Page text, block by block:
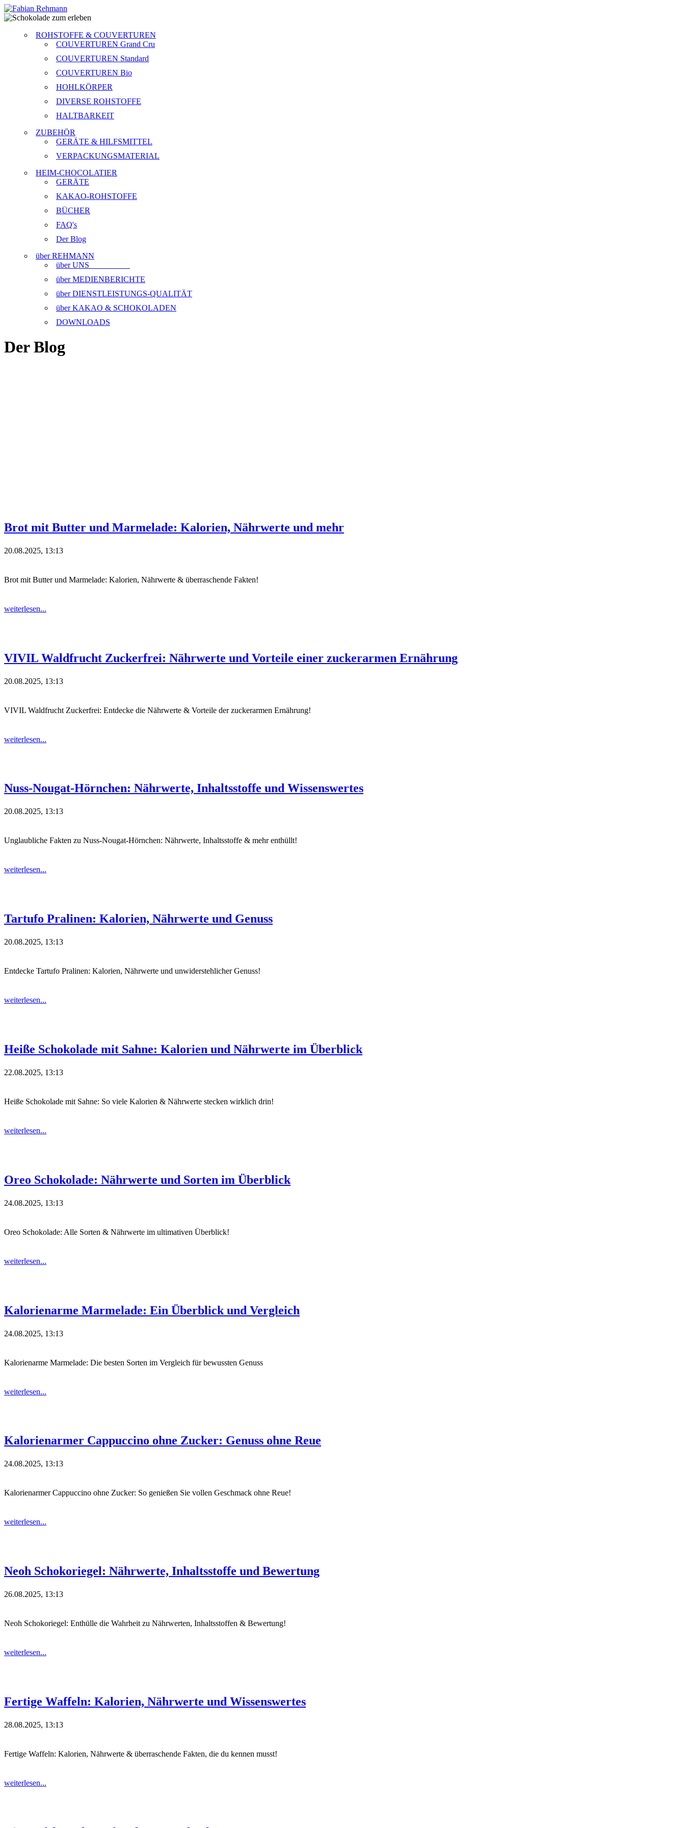
ROHSTOFFE & COUVERTUREN
COUVERTUREN Grand Cru
COUVERTUREN Standard
COUVERTUREN Bio
HOHLKÖRPER
DIVERSE ROHSTOFFE
HALTBARKEIT
ZUBEHÖR
GERÄTE & HILFSMITTEL
VERPACKUNGSMATERIAL
HEIM-CHOCOLATIER
GERÄTE
KAKAO-ROHSTOFFE
BÜCHER
FAQ's
Der Blog
über REHMANN
über UNS
über MEDIENBERICHTE
über DIENSTLEISTUNGS-QUALITÄT
über KAKAO & SCHOKOLADEN
DOWNLOADS
Der Blog
Brot mit Butter und Marmelade: Kalorien, Nährwerte und mehr
20.08.2025, 13:13
Brot mit Butter und Marmelade: Kalorien, Nährwerte & überraschende Fakten!
weiterlesen...
VIVIL Waldfrucht Zuckerfrei: Nährwerte und Vorteile einer zuckerarmen Ernährung
20.08.2025, 13:13
VIVIL Waldfrucht Zuckerfrei: Entdecke die Nährwerte & Vorteile der zuckerarmen Ernährung!
weiterlesen...
Nuss-Nougat-Hörnchen: Nährwerte, Inhaltsstoffe und Wissenswertes
20.08.2025, 13:13
Unglaubliche Fakten zu Nuss-Nougat-Hörnchen: Nährwerte, Inhaltsstoffe & mehr enthüllt!
weiterlesen...
Tartufo Pralinen: Kalorien, Nährwerte und Genuss
20.08.2025, 13:13
Entdecke Tartufo Pralinen: Kalorien, Nährwerte und unwiderstehlicher Genuss!
weiterlesen...
Heiße Schokolade mit Sahne: Kalorien und Nährwerte im Überblick
22.08.2025, 13:13
Heiße Schokolade mit Sahne: So viele Kalorien & Nährwerte stecken wirklich drin!
weiterlesen...
Oreo Schokolade: Nährwerte und Sorten im Überblick
24.08.2025, 13:13
Oreo Schokolade: Alle Sorten & Nährwerte im ultimativen Überblick!
weiterlesen...
Kalorienarme Marmelade: Ein Überblick und Vergleich
24.08.2025, 13:13
Kalorienarme Marmelade: Die besten Sorten im Vergleich für bewussten Genuss
weiterlesen...
Kalorienarmer Cappuccino ohne Zucker: Genuss ohne Reue
24.08.2025, 13:13
Kalorienarmer Cappuccino ohne Zucker: So genießen Sie vollen Geschmack ohne Reue!
weiterlesen...
Neoh Schokoriegel: Nährwerte, Inhaltsstoffe und Bewertung
26.08.2025, 13:13
Neoh Schokoriegel: Enthülle die Wahrheit zu Nährwerten, Inhaltsstoffen & Bewertung!
weiterlesen...
Fertige Waffeln: Kalorien, Nährwerte und Wissenswertes
28.08.2025, 13:13
Fertige Waffeln: Kalorien, Nährwerte & überraschende Fakten, die du kennen musst!
weiterlesen...